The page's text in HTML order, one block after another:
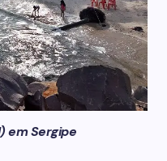
em Sergipe